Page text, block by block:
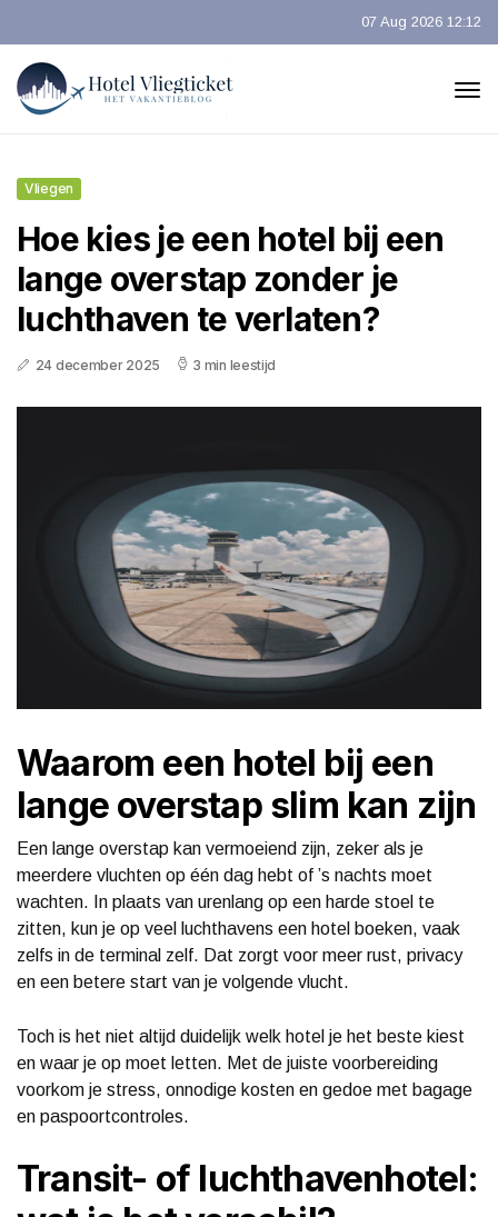
07 Aug 2026 12:12
Vliegen
Hoe kies je een hotel bij een
lange overstap zonder je
luchthaven te verlaten?
24 december 2025 3 min leestijd
Waarom een hotel bij een
lange overstap slim kan zijn
Een lange overstap kan vermoeiend zijn, zeker als je
meerdere vluchten op één dag hebt of ’s nachts moet
wachten. In plaats van urenlang op een harde stoel te
zitten, kun je op veel luchthavens een hotel boeken, vaak
zelfs in de terminal zelf. Dat zorgt voor meer rust, privacy
en een betere start van je volgende vlucht.
Toch is het niet altijd duidelijk welk hotel je het beste kiest
en waar je op moet letten. Met de juiste voorbereiding
voorkom je stress, onnodige kosten en gedoe met bagage
en paspoortcontroles.
Transit- of luchthavenhotel: